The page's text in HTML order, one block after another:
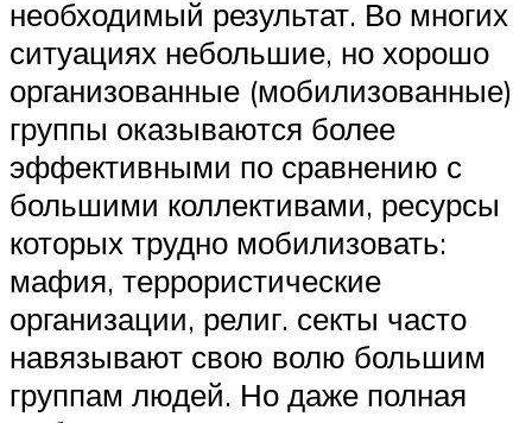
необходимый результат. Во многих
ситуациях небольшие, но хорошо
организованные (мобилизованные)
группы оказываются более
эффективными по сравнению с
большими коллективами, ресурсы
которых трудно мобилизовать:
мафия, террористические
организации, религ. секты часто
навязывают свою волю большим
группам людей. Но даже полная